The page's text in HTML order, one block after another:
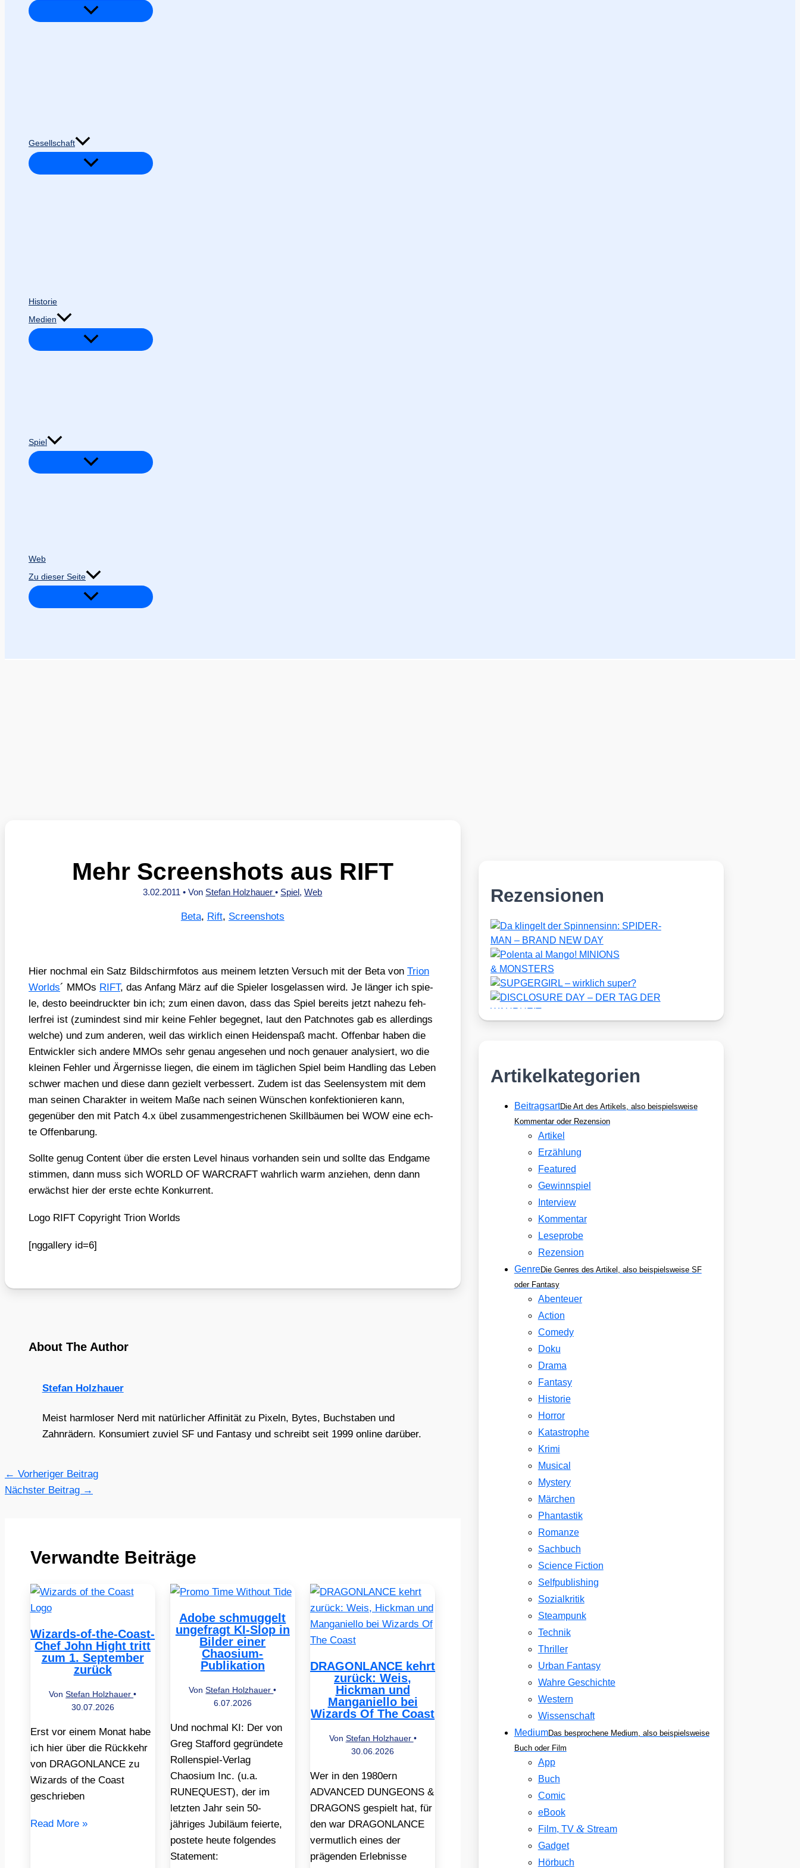
Gesellschaft
Historie
Medien
Spiel
Web
Zu dieser Seite
Mehr Screenshots aus RIFT
3.02.2011• Von Stefan Holzhauer• Spiel,Web
Beta, Rift, Screenshots
Hier noch­mal ein Satz Bild­schirm­fo­tos aus mei­nem letz­ten Ver­such mit der Beta von Tri­on
Worlds´ MMOs RIFT, das Anfang März auf die Spie­ler los­ge­las­sen wird. Je län­ger ich spie­
le, des­to beein­druck­ter bin ich; zum einen davon, dass das Spiel bereits jetzt nahe­zu feh­
ler­frei ist (zumin­dest sind mir kei­ne Feh­ler begeg­net, laut den Patch­no­tes gab es aller­dings
wel­che) und zum ande­ren, weil das wirk­lich einen Hei­den­spaß macht. Offen­bar haben die
Ent­wick­ler sich ande­re MMOs sehr genau ange­se­hen und noch genau­er ana­ly­siert, wo die
klei­nen Feh­ler und Ärger­nis­se lie­gen, die einem im täg­li­chen Spiel beim Hand­ling das Leben
schwer machen und die­se dann gezielt ver­bes­sert. Zudem ist das See­len­sys­tem mit dem
man sei­nen Cha­rak­ter in wei­tem Maße nach sei­nen Wün­schen kon­fek­tio­nie­ren kann,
gegen­über den mit Patch 4.x übel zusam­men­ge­stri­che­nen Skill­bäu­men bei WOW eine ech­
te Offen­ba­rung.
Soll­te genug Con­tent über die ers­ten Level hin­aus vor­han­den sein und soll­te das End­ga­me
stim­men, dann muss sich WORLD OF WARCRAFT wahr­lich warm anzie­hen, denn dann
erwächst hier der ers­te ech­te Kon­kur­rent.
Logo RIFT Copy­right Tri­on Worlds
[nggal­lery id=6]
About The Author
Stefan Holzhauer
Meist harmloser Nerd mit natürlicher Affinität zu Pixeln, Bytes, Buchstaben und
Zahnrädern. Konsumiert zuviel SF und Fantasy und schreibt seit 1999 online darüber.
← Vorheriger Beitrag
Nächster Beitrag →
Verwandte Beiträge
Wizards-of-the-Coast-
Chef John Hight tritt
zum 1. September
zurück
VonStefan Holzhauer•
30.07.2026
Erst vor einem Monat habe
ich hier über die Rückkehr
von DRAGONLANCE zu
Wizards of the Coast
geschrieben
Read More »
Adobe schmuggelt
ungefragt KI-Slop in
Bilder einer
Chaosium-
Publikation
VonStefan Holzhauer•
6.07.2026
Und nochmal KI: Der von
Greg Stafford gegründete
Rollenspiel-Verlag
Chaosium Inc. (u.a.
RUNEQUEST), der im
letzten Jahr sein 50-
jähriges Jubiläum feierte,
postete heute folgendes
Statement:
DRAGONLANCE kehrt
zurück: Weis,
Hickman und
Manganiello bei
Wizards Of The Coast
Von Stefan Holzhauer •
30.06.2026
Wer in den 1980ern
ADVANCED DUNGEONS &
DRAGONS gespielt hat, für
den war DRAGONLANCE
vermutlich eines der
prägenden Erlebnisse
Rezensionen
Artikelkategorien
BeitragsartDie Art des Artikels, also beispielsweise
Kommentar oder Rezension
Artikel
Erzählung
Featured
Gewinnspiel
Interview
Kommentar
Leseprobe
Rezension
GenreDie Genres des Artikel, also beispielsweise SF
oder Fantasy
Abenteuer
Action
Comedy
Doku
Drama
Fantasy
Historie
Horror
Katastrophe
Krimi
Musical
Mystery
Märchen
Phantastik
Romanze
Sachbuch
Science Fiction
Selfpublishing
Sozialkritik
Steampunk
Technik
Thriller
Urban Fantasy
Wahre Geschichte
Western
Wissenschaft
MediumDas besprochene Medium, also beispielsweise
Buch oder Film
App
Buch
Comic
eBook
Film, TV &Stream
Gadget
Hörbuch